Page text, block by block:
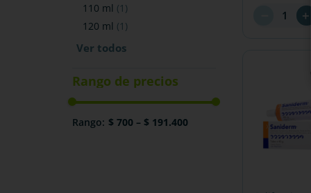
110 ml (1 )
120 ml (1 )
$ 700 – $ 191.400
＋